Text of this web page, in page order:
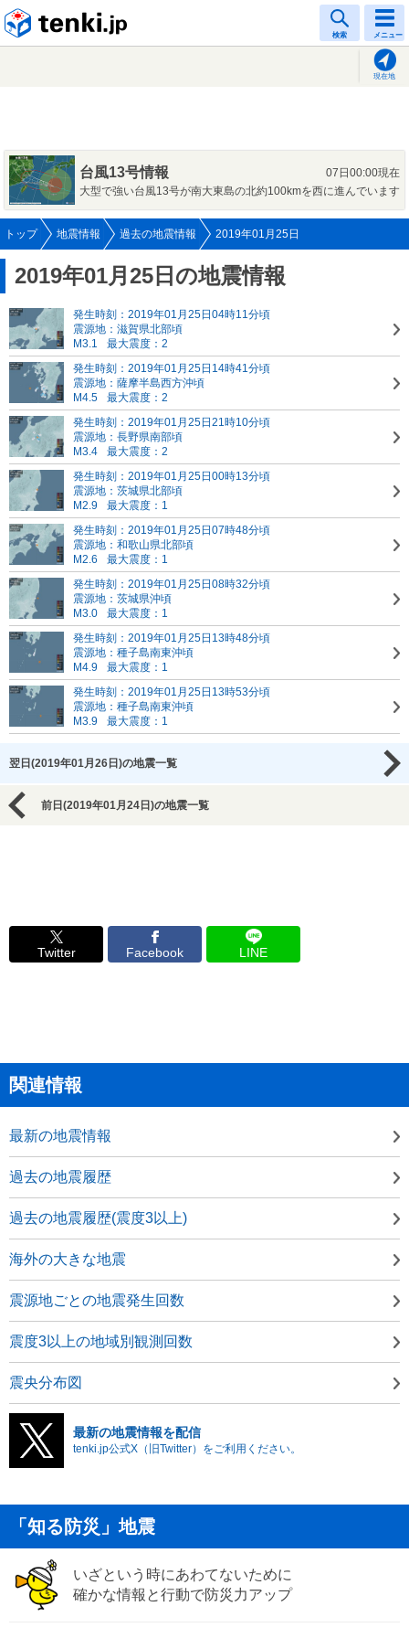
検索 メニュー
現在地
台風13号情報
07日00:00現在
大型で強い台風13号が南大東島の北約100kmを西に進んでいます
トップ 地震情報 過去の地震情報 2019年01月25日
2019年01月25日の地震情報
発生時刻：2019年01月25日04時11分頃
震源地：滋賀県北部頃
M3.1
最大震度：2
発生時刻：2019年01月25日14時41分頃
震源地：薩摩半島西方沖頃
M4.5
最大震度：2
発生時刻：2019年01月25日21時10分頃
震源地：長野県南部頃
M3.4
最大震度：2
発生時刻：2019年01月25日00時13分頃
震源地：茨城県北部頃
M2.9
最大震度：1
発生時刻：2019年01月25日07時48分頃
震源地：和歌山県北部頃
M2.6
最大震度：1
発生時刻：2019年01月25日08時32分頃
震源地：茨城県沖頃
M3.0
最大震度：1
発生時刻：2019年01月25日13時48分頃
震源地：種子島南東沖頃
M4.9
最大震度：1
発生時刻：2019年01月25日13時53分頃
震源地：種子島南東沖頃
M3.9
最大震度：1
翌日(2019年01月26日)の地震一覧
前日(2019年01月24日)の地震一覧
Twitter Facebook LINE
関連情報
最新の地震情報
過去の地震履歴
過去の地震履歴(震度3以上)
海外の大きな地震
震源地ごとの地震発生回数
震度3以上の地域別観測回数
震央分布図
最新の地震情報を配信
tenki.jp公式X（旧Twitter）をご利用ください。
「知る防災」地震
いざという時にあわてないために
確かな情報と行動で防災力アップ